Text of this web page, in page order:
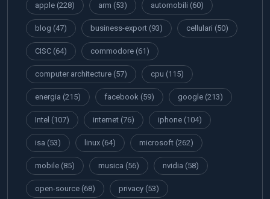
apple (228) arm (53) automobili (60)
blog (47) business-export (93) cellulari (50)
CISC (64) commodore (61)
computer architecture (57) cpu (115)
energia (215) facebook (59) google (213)
Intel (107) internet (76) iphone (104)
isa (53) linux (64) microsoft (262)
mobile (85) musica (56) nvidia (58)
open-source (68) privacy (53)